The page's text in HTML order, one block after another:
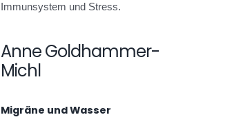
Immunsystem und Stress.
Anne Goldhammer-
Michl
Migräne und Wasser